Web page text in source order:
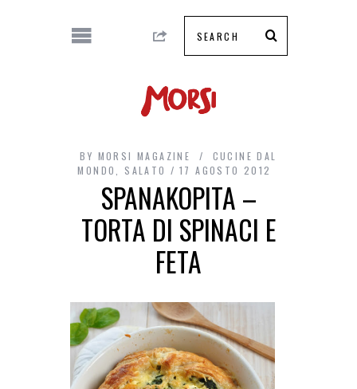
BY MORSI MAGAZINE
CUCINE DAL
MONDO, SALATO 17 AGOSTO 2012
SPANAKOPITA –
TORTA DI SPINACI E
FETA